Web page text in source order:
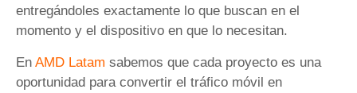
entregándoles exactamente lo que buscan en el
momento y el dispositivo en que lo necesitan.
En AMD Latam sabemos que cada proyecto es una
oportunidad para convertir el tráfico móvil en